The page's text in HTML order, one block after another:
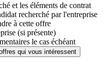
et les éléments de contrat
recherché par l'entreprise
à cette offre
(si présente)
le cas échéant
qui vous intéressent